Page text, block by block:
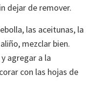
dejar de remover.
las aceitunas, la
mezclar bien.
agregar a la
con las hojas de